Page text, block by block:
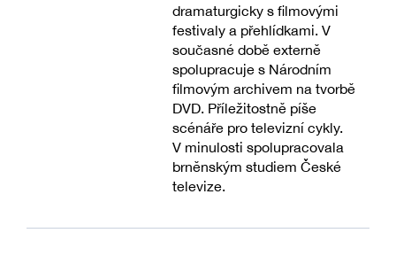
dramaturgicky s filmovými
festivaly a přehlídkami. V
současné době externě
spolupracuje s Národním
filmovým archivem na tvorbě
DVD. Příležitostně píše
scénáře pro televizní cykly.
V minulosti spolupracovala
brněnským studiem České
televize.